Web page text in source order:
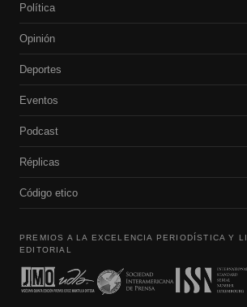
Política
Opinión
Deportes
Eventos
Podcast
Réplicas
Código etico
PREMIOS A LA EXCELENCIA PERIODÍSTICA Y
EDITORIAL